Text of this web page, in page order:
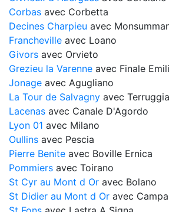
Corbas avec Corbetta
Decines Charpieu avec
Francheville avec Loano
Givors avec Orvieto
Grezieu la Varenne avec Finale
Jonage avec Agugliano
La Tour de Salvagny avec Terruggia
Lacenas avec Canale D'Agordo
Lyon 01 avec Milano
Oullins avec Pescia
Pierre Benite avec Boville Ernica
Pommiers avec Toirano
St Cyr au Mont d Or avec Bolano
St Didier au Mont d Or avec